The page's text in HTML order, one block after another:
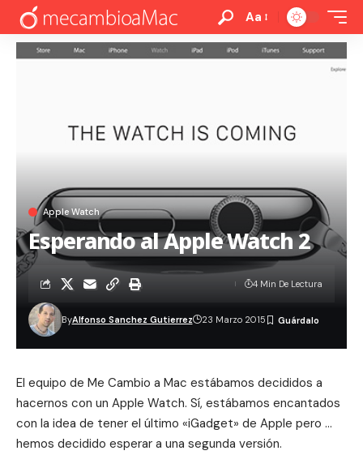
Aa
Apple Watch
Esperando al Apple Watch 2
ByAlfonso Sanchez Gutierrez 23 Marzo 2015
4 Min De Lectura
El equipo de Me Cambio a Mac estábamos decididos a
hacernos con un Apple Watch. Sí, estábamos encantados
con la idea de tener el último «iGadget» de Apple pero …
hemos decidido esperar a una segunda versión.